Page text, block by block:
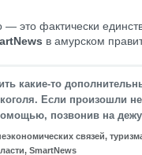
это фактически
в амурском
какие-то
Если произошли
позвонив на
связей,
SmartNews